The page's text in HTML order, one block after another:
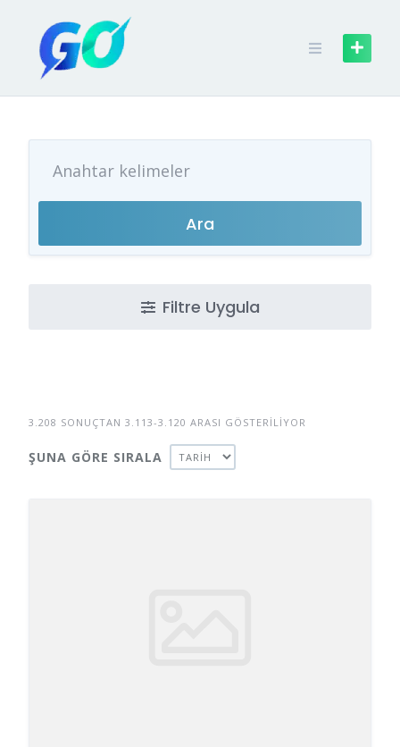
content
Ara
Filtre Uygula
3.208 SONUÇTAN 3.113-3.120 ARASI GÖSTERILIYOR
ŞUNA GÖRE SIRALA